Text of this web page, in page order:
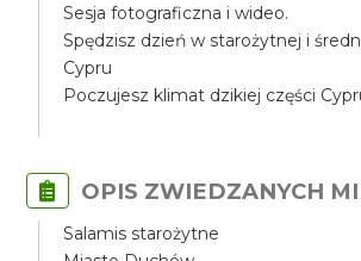
Sesja fotograficzna i wideo.
Spędzisz dzień w starożytnej i
Cypru
Poczujesz klimat dzikiej części
OPIS ZWIEDZANYCH
Salamis starożytne